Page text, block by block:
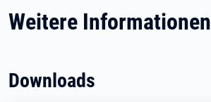
Weitere Informationen
Downloads